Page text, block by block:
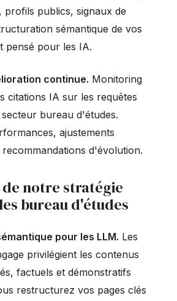
profils publics, signaux de
sémantique de vos
pensé pour les IA.
continue. Monitoring
citations IA sur les requêtes
bureau d'études.
ajustements
d'évolution.
notre stratégie
bureau d'études
pour les LLM. Les
privilégient les contenus
factuels et démonstratifs
restructurez vos pages clés